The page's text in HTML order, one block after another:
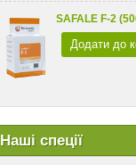
SAFALE F-2
Додати до
Наші спеції